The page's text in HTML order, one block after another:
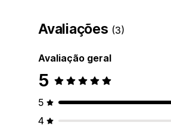
Avaliações (3)
Avaliação geral
5
5
4